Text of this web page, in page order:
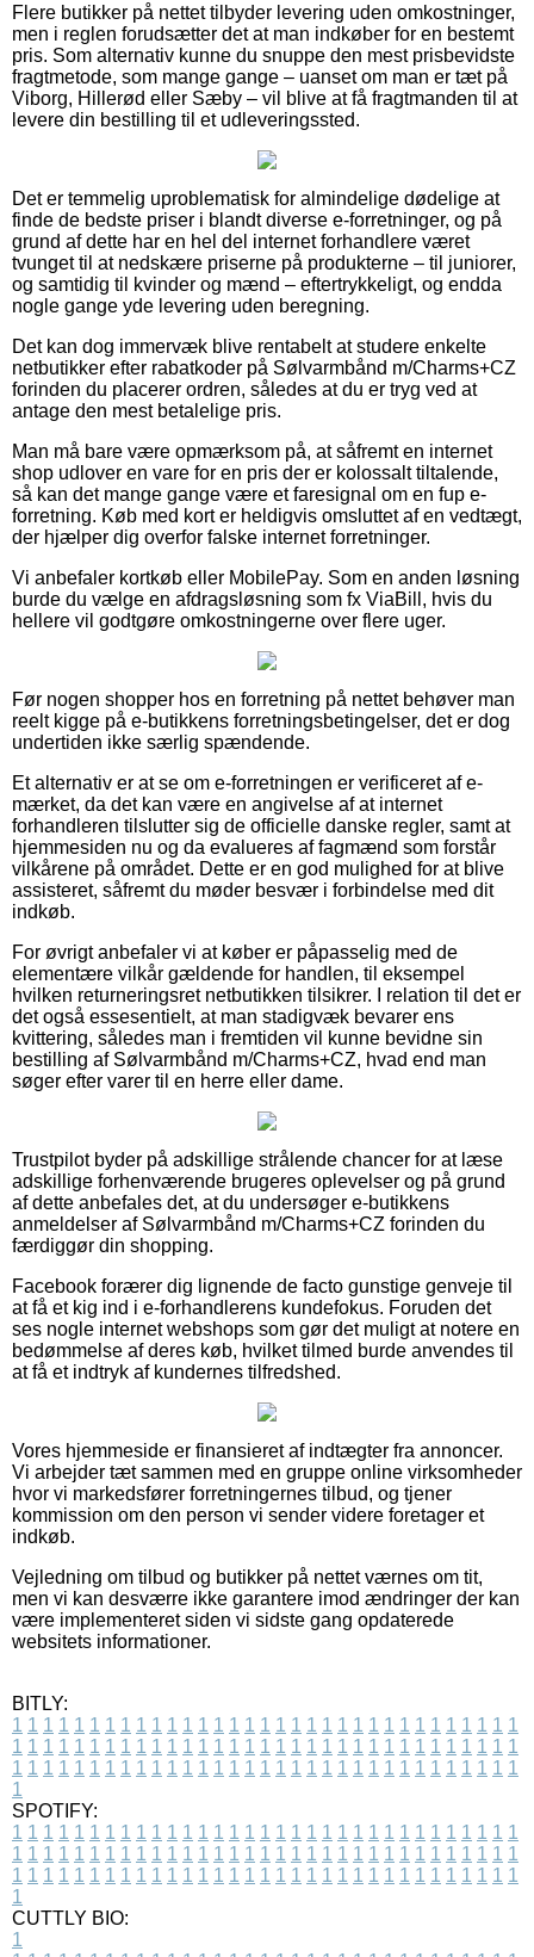
Flere butikker på nettet tilbyder levering uden omkostninger,
men i reglen forudsætter det at man indkøber for en bestemt
pris. Som alternativ kunne du snuppe den mest prisbevidste
fragtmetode, som mange gange – uanset om man er tæt på
Viborg, Hillerød eller Sæby – vil blive at få fragtmanden til at
levere din bestilling til et udleveringssted.
Det er temmelig uproblematisk for almindelige dødelige at
finde de bedste priser i blandt diverse e-forretninger, og på
grund af dette har en hel del internet forhandlere været
tvunget til at nedskære priserne på produkterne – til juniorer,
og samtidig til kvinder og mænd – eftertrykkeligt, og endda
nogle gange yde levering uden beregning.
Det kan dog immervæk blive rentabelt at studere enkelte
netbutikker efter rabatkoder på Sølvarmbånd m/Charms+CZ
forinden du placerer ordren, således at du er tryg ved at
antage den mest betalelige pris.
Man må bare være opmærksom på, at såfremt en internet
shop udlover en vare for en pris der er kolossalt tiltalende,
så kan det mange gange være et faresignal om en fup e-
forretning. Køb med kort er heldigvis omsluttet af en vedtægt,
der hjælper dig overfor falske internet forretninger.
Vi anbefaler kortkøb eller MobilePay. Som en anden løsning
burde du vælge en afdragsløsning som fx ViaBill, hvis du
hellere vil godtgøre omkostningerne over flere uger.
Før nogen shopper hos en forretning på nettet behøver man
reelt kigge på e-butikkens forretningsbetingelser, det er dog
undertiden ikke særlig spændende.
Et alternativ er at se om e-forretningen er verificeret af e-
mærket, da det kan være en angivelse af at internet
forhandleren tilslutter sig de officielle danske regler, samt at
hjemmesiden nu og da evalueres af fagmænd som forstår
vilkårene på området. Dette er en god mulighed for at blive
assisteret, såfremt du møder besvær i forbindelse med dit
indkøb.
For øvrigt anbefaler vi at køber er påpasselig med de
elementære vilkår gældende for handlen, til eksempel
hvilken returneringsret netbutikken tilsikrer. I relation til det er
det også essesentielt, at man stadigvæk bevarer ens
kvittering, således man i fremtiden vil kunne bevidne sin
bestilling af Sølvarmbånd m/Charms+CZ, hvad end man
søger efter varer til en herre eller dame.
Trustpilot byder på adskillige strålende chancer for at læse
adskillige forhenværende brugeres oplevelser og på grund
af dette anbefales det, at du undersøger e-butikkens
anmeldelser af Sølvarmbånd m/Charms+CZ forinden du
færdiggør din shopping.
Facebook forærer dig lignende de facto gunstige genveje til
at få et kig ind i e-forhandlerens kundefokus. Foruden det
ses nogle internet webshops som gør det muligt at notere en
bedømmelse af deres køb, hvilket tilmed burde anvendes til
at få et indtryk af kundernes tilfredshed.
Vores hjemmeside er finansieret af indtægter fra annoncer.
Vi arbejder tæt sammen med en gruppe online virksomheder
hvor vi markedsfører forretningernes tilbud, og tjener
kommission om den person vi sender videre foretager et
indkøb.
Vejledning om tilbud og butikker på nettet værnes om tit,
men vi kan desværre ikke garantere imod ændringer der kan
være implementeret siden vi sidste gang opdaterede
websitets informationer.
BITLY:
1 1 1 1 1 1 1 1 1 1 1 1 1 1 1 1 1 1 1 1 1 1 1 1 1 1 1 1 1 1 1 1 1
1 1 1 1 1 1 1 1 1 1 1 1 1 1 1 1 1 1 1 1 1 1 1 1 1 1 1 1 1 1 1 1 1
1 1 1 1 1 1 1 1 1 1 1 1 1 1 1 1 1 1 1 1 1 1 1 1 1 1 1 1 1 1 1 1 1
1
SPOTIFY:
1 1 1 1 1 1 1 1 1 1 1 1 1 1 1 1 1 1 1 1 1 1 1 1 1 1 1 1 1 1 1 1 1
1 1 1 1 1 1 1 1 1 1 1 1 1 1 1 1 1 1 1 1 1 1 1 1 1 1 1 1 1 1 1 1 1
1 1 1 1 1 1 1 1 1 1 1 1 1 1 1 1 1 1 1 1 1 1 1 1 1 1 1 1 1 1 1 1 1
1
CUTTLY BIO:
1